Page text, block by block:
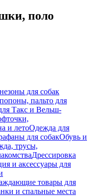
поло
для собак
пальто для
Такс и Вельш-
и летоОдежда для
для собакОбувь и
трусы,
Дрессировка
и аксессуары для
товары для
и спальные места